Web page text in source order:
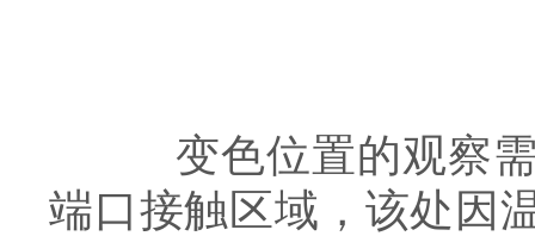
变色位置的观察需
端口接触区域，该处因